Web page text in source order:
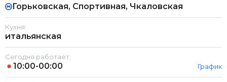
Горьковская, Спортивная, Чкаловская
Кухня:
итальянская
Сегодня работает:
10:00-00:00 График